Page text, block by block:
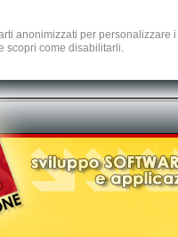
anonimizzati per
scopri come disabilitarli.